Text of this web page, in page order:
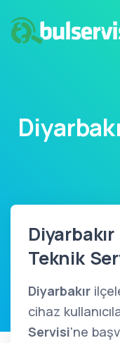
Teknik
Diyarbakır
cihaz
Servisi'ne